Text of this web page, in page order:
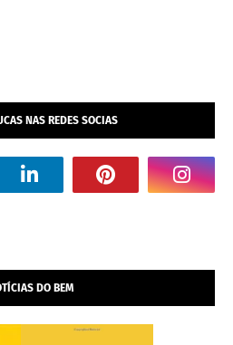
NAS REDES SOCIAS
DO BEM